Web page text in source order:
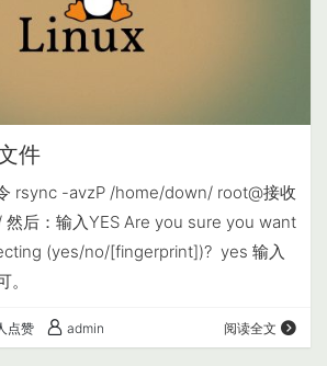
件
rsync -avzP /home/down/ root@接收
后：输入YES Are you sure you want
(yes/no/[fingerprint])? yes 输入
点赞 admin 阅读全文